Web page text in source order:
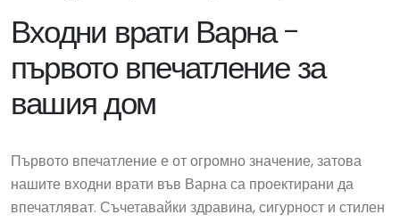
Входни врати Варна -
първото впечатление за
вашия дом
Първото впечатление е от огромно значение, затова
нашите входни врати във Варна са проектирани да
впечатляват. Съчетавайки здравина, сигурност и стилен